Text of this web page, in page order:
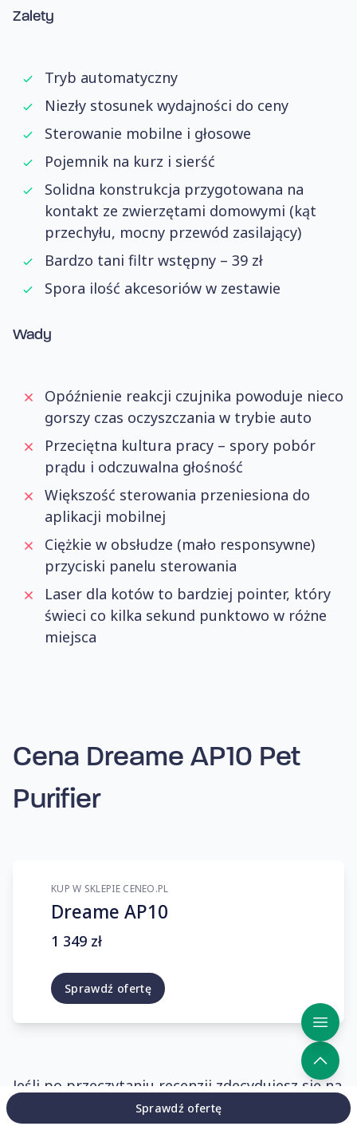
Sprawdź ofertę
Zalety
Tryb automatyczny
Niezły stosunek wydajności do ceny
Sterowanie mobilne i głosowe
Pojemnik na kurz i sierść
Solidna konstrukcja przygotowana na
kontakt ze zwierzętami domowymi (kąt
przechyłu, mocny przewód zasilający)
Bardzo tani filtr wstępny – 39 zł
Spora ilość akcesoriów w zestawie
Wady
Opóźnienie reakcji czujnika powoduje nieco
gorszy czas oczyszczania w trybie auto
Przeciętna kultura pracy – spory pobór
prądu i odczuwalna głośność
Większość sterowania przeniesiona do
aplikacji mobilnej
Ciężkie w obsłudze (mało responsywne)
przyciski panelu sterowania
Laser dla kotów to bardziej pointer, który
świeci co kilka sekund punktowo w różne
miejsca
Cena Dreame AP10 Pet
Purifier
KUP W SKLEPIE CENEO.PL
Dreame AP10
1 349 zł
Sprawdź ofertę
Jeśli po przeczytaniu recenzji zdecydujesz się na
zakup oczyszczacza powietrza Dreame, prosimy